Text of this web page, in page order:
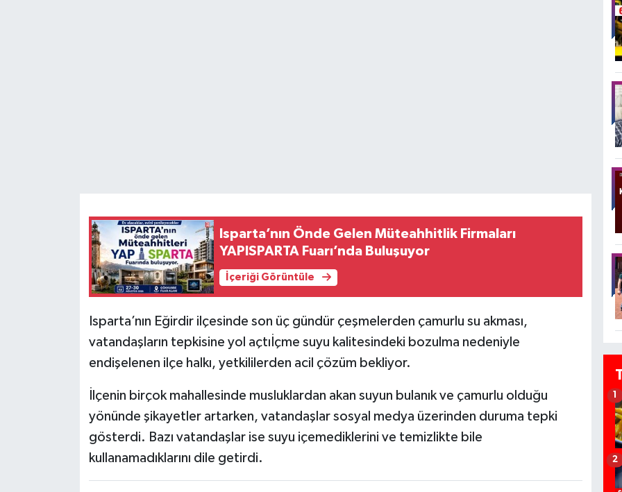
Isparta’nın Önde Gelen Müteahhitlik Firmaları
YAPISPARTA Fuarı’nda Buluşuyor
İçeriği Görüntüle
Isparta’nın Eğirdir ilçesinde son üç gündür çeşmelerden çamurlu su akması,
vatandaşların tepkisine yol açtıİçme suyu kalitesindeki bozulma nedeniyle
endişelenen ilçe halkı, yetkililerden acil çözüm bekliyor.
İlçenin birçok mahallesinde musluklardan akan suyun bulanık ve çamurlu olduğu
yönünde şikayetler artarken, vatandaşlar sosyal medya üzerinden duruma tepki
gösterdi. Bazı vatandaşlar ise suyu içemediklerini ve temizlikte bile
kullanamadıklarını dile getirdi.
1
2
RESMİ İLANLAR
Tarihi Yapılarımız